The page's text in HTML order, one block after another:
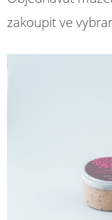
zakoupit ve